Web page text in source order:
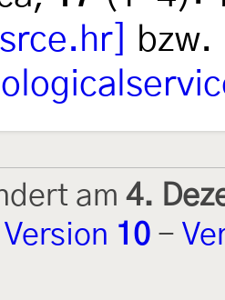
bzw.
am 4.
Version 10 -